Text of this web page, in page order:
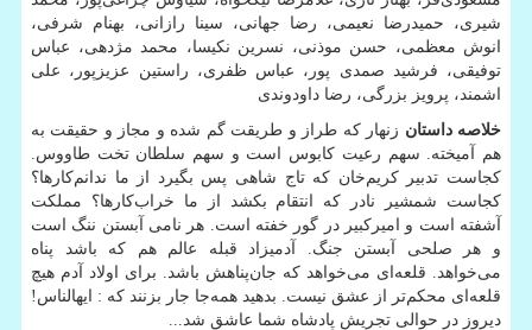
شیری، حمیدرضا نعیمی، رضا جهانی، سینا رازانی، بهنام شرفی،
انوش معظمی، حسن موذنی، نسرین نکیسا، محمد مژدهی، عباس
توفیقی، فرشید صمدی پور، عباس ظفری، راستین عزیزپور، علی
اشمند، پرویز بزرگی، رضا داودوندی
خلاصه داستان زنهار که طراز و طریقت گم شده و مجاز و حقیقت به
هم آمیخته. سهم رعیت کابوس است و سهم سلطان تخت طاووس.
کجاست تدبیر کریم‌خان که تاج شاهی پس بگیرد از ما ندانم‌کارها؟
کجاست شمشیر نادر که انتقام بکشد از ما خراب‌کارها؟ مملکت
آشفته است و امیرکبیر در گور خفته است. هر نامی آبستن ننگ است
و هر صلحی آبستن جنگ. آدمیزاد قبله عالم هم که باشد پناه
می‌خواهد. قلعه‌ای می‌خواهد که جان‌پناهش باشد. برای اولاد آدم هیچ
قلعه‌ای محکم‌تر از عشق نیست. بدهید همه‌جا جار بزنند که : ایهالناس!
دیروز در حوالی تجریش پادشاه شما عاشق شد...